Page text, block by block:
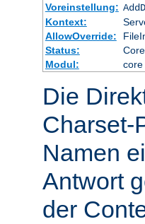
Voreinstellung:
Kontext:
AllowOverride:
Status:
Core
Modul:
core
Die
Charset-
Namen
Antwort
der